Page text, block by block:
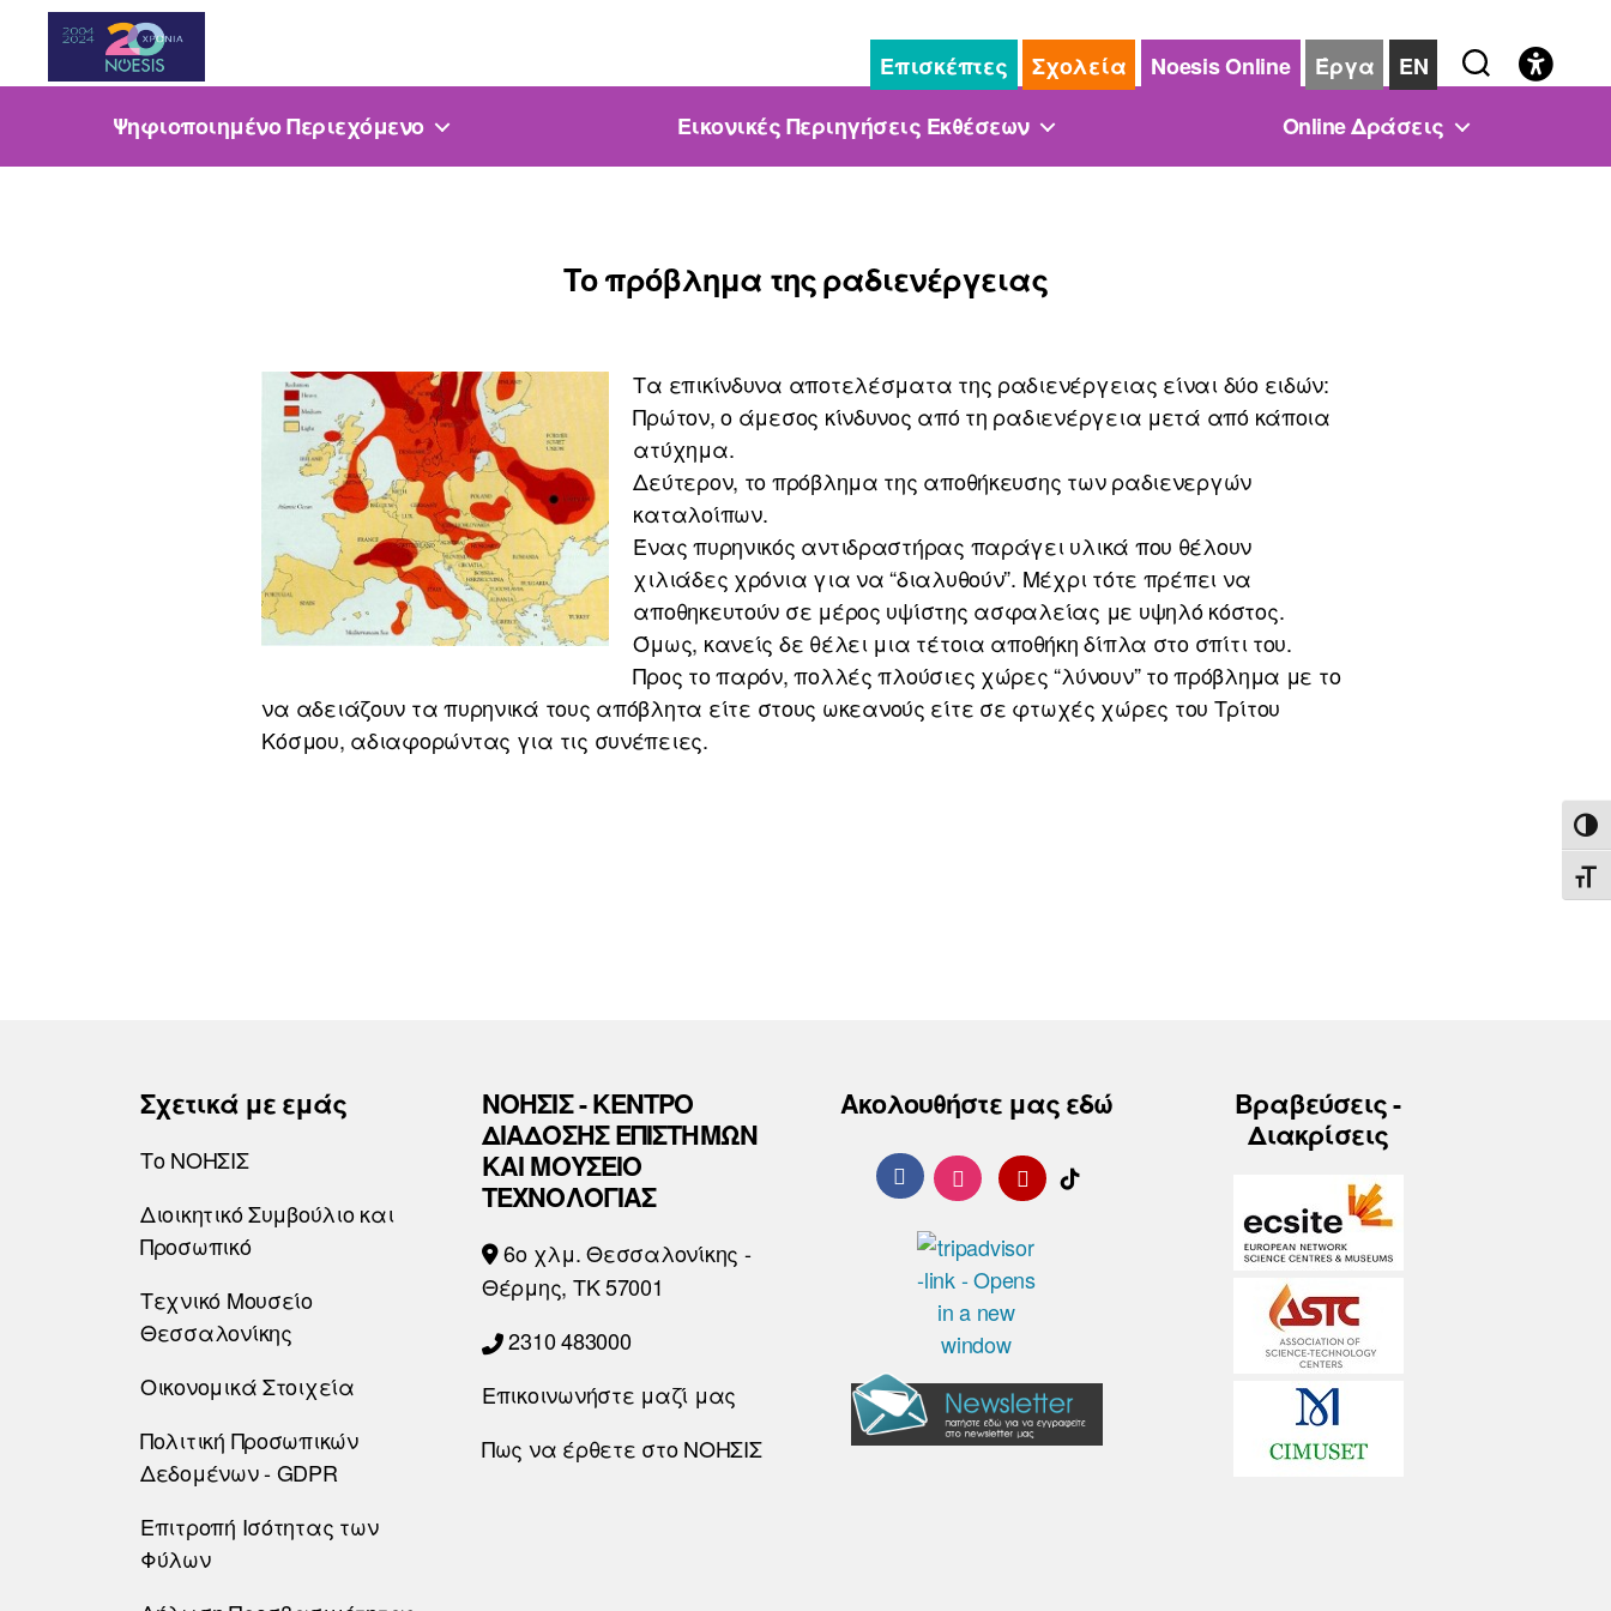
Noesis
Επισκέπτες Σχολεία Noesis Online Έργα
EN
Ψηφιοποιημένο Περιεχόμενο
Εικονικές Περιηγήσεις Εκθέσεων Online Δράσεις
Το πρόβλημα της ραδιενέργειας
Τα επικίνδυνα αποτελέσματα της ραδιενέργειας είναι δύο ειδών:
Πρώτον, ο άμεσος κίνδυνος από τη ραδιενέργεια μετά από κάποια
ατύχημα.
Δεύτερον, το πρόβλημα της αποθήκευσης των ραδιενεργών
καταλοίπων.
Ένας πυρηνικός αντιδραστήρας παράγει υλικά που θέλουν
χιλιάδες χρόνια για να “διαλυθούν”. Μέχρι τότε πρέπει να
αποθηκευτούν σε μέρος υψίστης ασφαλείας με υψηλό κόστος.
Όμως, κανείς δε θέλει μια τέτοια αποθήκη δίπλα στο σπίτι του.
Προς το παρόν, πολλές πλούσιες χώρες “λύνουν” το πρόβλημα με το
να αδειάζουν τα πυρηνικά τους απόβλητα είτε στους ωκεανούς είτε σε φτωχές χώρες του Τρίτου
Κόσμου, αδιαφορώντας για τις συνέπειες.
Σχετικά με εμάς
Το ΝΟΗΣΙΣ
Διοικητικό Συμβούλιο και
Προσωπικό
Τεχνικό Μουσείο
Θεσσαλονίκης
Οικονομικά Στοιχεία
Πολιτική Προσωπικών
Δεδομένων - GDPR
Επιτροπή Ισότητας των
Φύλων
ΝΟΗΣΙΣ - ΚΕΝΤΡΟ
ΔΙΑΔΟΣΗΣ ΕΠΙΣΤΗΜΩΝ
ΚΑΙ ΜΟΥΣΕΙΟ
ΤΕΧΝΟΛΟΓΙΑΣ
6o χλμ. Θεσσαλονίκης -
Θέρμης, ΤΚ 57001
2310 483000
Επικοινωνήστε μαζί μας
Πως να έρθετε στο ΝΟΗΣΙΣ
Ακολουθήστε μας εδώ
Βραβεύσεις -
Διακρίσεις